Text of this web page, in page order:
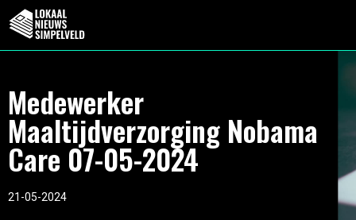
Medewerker
Maaltijdverzorging Nobama
Care 07-05-2024
21-05-2024